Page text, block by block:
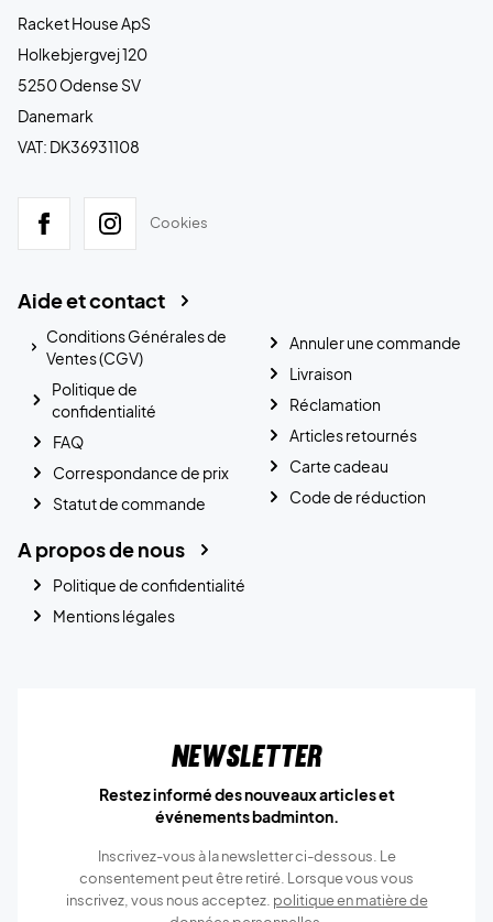
Racket House ApS
Holkebjergvej 120
5250 Odense SV
Danemark
VAT: DK36931108
Cookies
Aide et contact
Conditions Générales de
Ventes (CGV)
Politique de
confidentialité
FAQ
Correspondance de prix
Statut de commande
Annuler une commande
Livraison
Réclamation
Articles retournés
Carte cadeau
Code de réduction
A propos de nous
Politique de confidentialité
Mentions légales
Newsletter
Restez informé des nouveaux articles et
événements badminton.
Inscrivez-vous à la newsletter ci-dessous. Le
consentement peut être retiré. Lorsque vous vous
inscrivez, vous nous acceptez. politique en matière de